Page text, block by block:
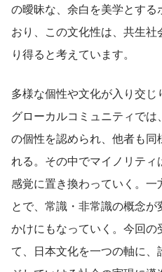
の曖昧な、余白を美学とす
おり、この文化性は、共生
り得ると考えています。
多様な個性や文化が入り交
グローカルコミュニティで
の個性を認められ、他者も
れる。その中でマイノリティ
感覚に置き換わっていく。
とで、常識・非常識の概念
かけにもなっていく。今回
て、日本文化を一つの軸に